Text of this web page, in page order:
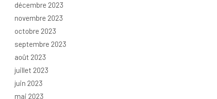
décembre 2023
novembre 2023
octobre 2023
septembre 2023
août 2023
juillet 2023
juin 2023
mai 2023